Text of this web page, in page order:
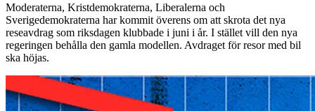
Moderaterna, Kristdemokraterna, Liberalerna och
Sverigedemokraterna har kommit överens om att skrota det nya
reseavdrag som riksdagen klubbade i juni i år. I stället vill den nya
regeringen behålla den gamla modellen. Avdraget för resor med bil
ska höjas.